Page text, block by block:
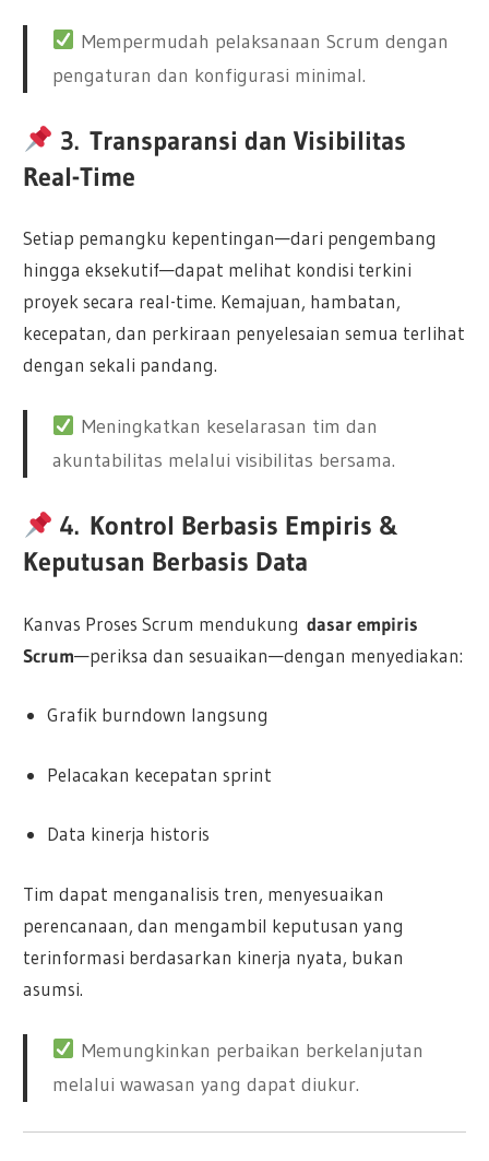
Mempermudah pelaksanaan Scrum dengan
pengaturan dan konfigurasi minimal.
3. Transparansi dan Visibilitas
Real-Time
Setiap pemangku kepentingan—dari pengembang
hingga eksekutif—dapat melihat kondisi terkini
proyek secara real-time. Kemajuan, hambatan,
kecepatan, dan perkiraan penyelesaian semua terlihat
dengan sekali pandang.
Meningkatkan keselarasan tim dan
akuntabilitas melalui visibilitas bersama.
4. Kontrol Berbasis Empiris &
Keputusan Berbasis Data
Kanvas Proses Scrum mendukungdasar empiris
Scrum—periksa dan sesuaikan—dengan menyediakan:
Grafik burndown langsung
Pelacakan kecepatan sprint
Data kinerja historis
Tim dapat menganalisis tren, menyesuaikan
perencanaan, dan mengambil keputusan yang
terinformasi berdasarkan kinerja nyata, bukan
asumsi.
Memungkinkan perbaikan berkelanjutan
melalui wawasan yang dapat diukur.